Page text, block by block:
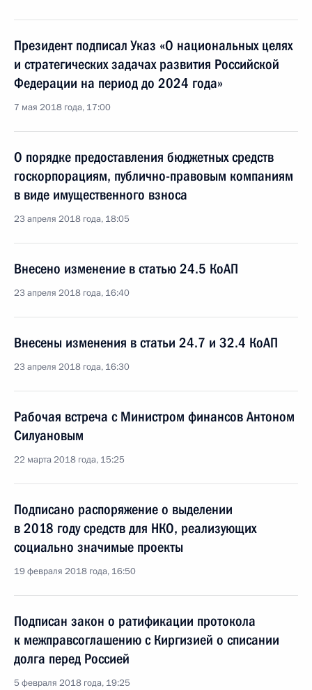
Президент подписал Указ «О национальных целях
и стратегических задачах развития Российской
Федерации на период до 2024 года»
7 мая 2018 года, 17:00
О порядке предоставления бюджетных средств
госкорпорациям, публично-правовым компаниям
в виде имущественного взноса
23 апреля 2018 года, 18:05
Внесено изменение в статью 24.5 КоАП
23 апреля 2018 года, 16:40
Внесены изменения в статьи 24.7 и 32.4 КоАП
23 апреля 2018 года, 16:30
Рабочая встреча с Министром финансов Антоном
Силуановым
22 марта 2018 года, 15:25
Подписано распоряжение о выделении
в 2018 году средств для НКО, реализующих
социально значимые проекты
19 февраля 2018 года, 16:50
Подписан закон о ратификации протокола
к межправсоглашению с Киргизией о списании
долга перед Россией
5 февраля 2018 года, 19:25